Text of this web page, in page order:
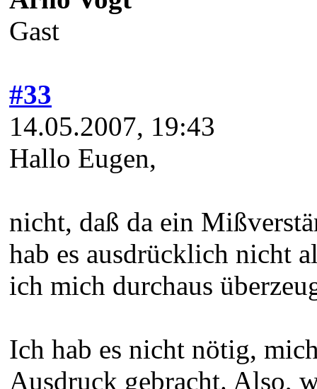
Gast
#33
14.05.2007, 19:43
Hallo Eugen,
nicht, daß da ein
hab es ausdrücklich nicht
ich mich durchaus
Ich hab es nicht nötig,
Ausdruck gebracht. Also,